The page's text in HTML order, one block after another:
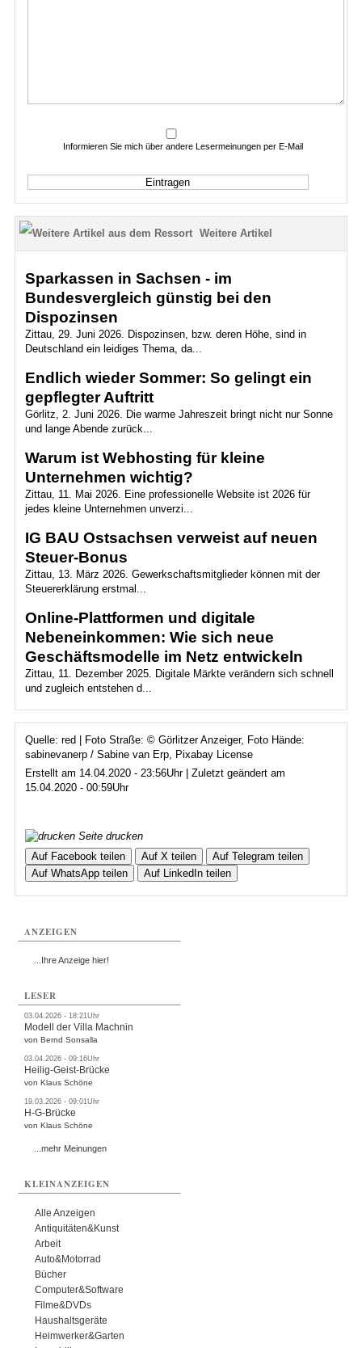
Informieren Sie mich über andere Lesermeinungen per E-Mail
Weitere Artikel
Sparkassen in Sachsen - im
Bundesvergleich günstig bei den
Dispozinsen
Zittau, 29. Juni 2026. Dispozinsen, bzw. deren Höhe, sind in
Deutschland ein leidiges Thema, da...
Endlich wieder Sommer: So gelingt ein
gepflegter Auftritt
Görlitz, 2. Juni 2026. Die warme Jahreszeit bringt nicht nur Sonne
und lange Abende zurück...
Warum ist Webhosting für kleine
Unternehmen wichtig?
Zittau, 11. Mai 2026. Eine professionelle Website ist 2026 für
jedes kleine Unternehmen unverzi...
IG BAU Ostsachsen verweist auf neuen
Steuer-Bonus
Zittau, 13. März 2026. Gewerkschaftsmitglieder können mit der
Steuererklärung erstmal...
Online-Plattformen und digitale
Nebeneinkommen: Wie sich neue
Geschäftsmodelle im Netz entwickeln
Zittau, 11. Dezember 2025. Digitale Märkte verändern sich schnell
und zugleich entstehen d...
Quelle: red | Foto Straße: © Görlitzer Anzeiger, Foto Hände:
sabinevanerp / Sabine van Erp, Pixabay License
Erstellt am 14.04.2020 - 23:56Uhr | Zuletzt geändert am
15.04.2020 - 00:59Uhr
Seite drucken
Auf Facebook teilen
Auf X teilen
Auf Telegram teilen
Auf WhatsApp teilen
Auf LinkedIn teilen
ANZEIGEN
...Ihre Anzeige hier!
LESER
03.04.2026 - 18:21Uhr
Modell der Villa Machnin
von Bernd Sonsalla
03.04.2026 - 09:16Uhr
Heilig-Geist-Brücke
von Klaus Schöne
19.03.2026 - 09:01Uhr
H-G-Brücke
von Klaus Schöne
...mehr Meinungen
KLEINANZEIGEN
Alle Anzeigen
Antiquitäten&Kunst
Arbeit
Auto&Motorrad
Bücher
Computer&Software
Filme&DVDs
Haushaltsgeräte
Heimwerker&Garten